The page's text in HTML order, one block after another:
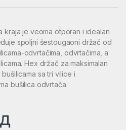
kraja je veoma otporan i idealan
spoljni šestougaoni držač od
odvrtačima, odvrtačima, a
Hex držač za maksimalan
sa tri vilice i
bušilica odvrtača.